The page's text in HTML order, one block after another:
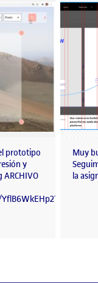
prototipo
y
Muy
la